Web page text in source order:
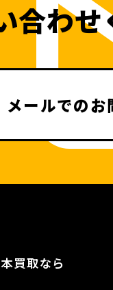
合わ
メールでのお
買取なら